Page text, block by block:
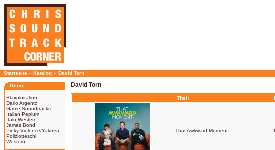
Startseite » Katalog » David Torn
Genre
Blaxploitation
Dario Argento
Game Soundtracks
Italian Peplum
Italo Western
James Bond
Pinky Violence/Yakuza
Poliziotteschi
Western
David Torn
Titel+
That Awkward Moment